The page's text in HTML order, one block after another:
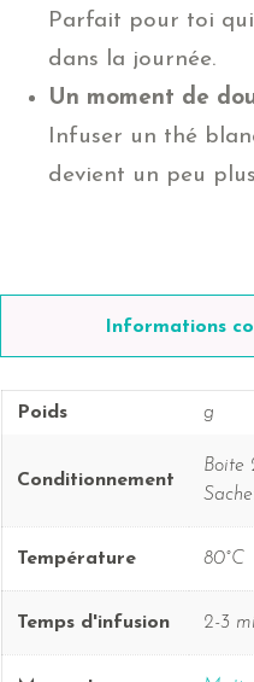
Parfait pour toi qui
dans la journée.
Un moment de
Infuser un thé
devient un peu
Informations
Poids g
Conditionnement
Boite
Température 80°C
Temps d'infusion 2-3